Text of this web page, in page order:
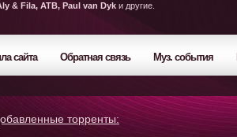
& Fila, ATB, Paul van Dyk и другие.
сайта Обратная связь Муз. события
торренты: